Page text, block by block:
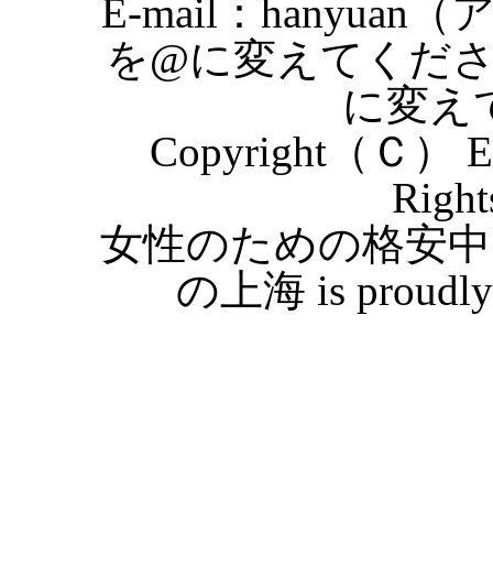
E-mail：hanyuan（
を@に変えてく
に変え
Copyright（Ｃ）
女性のための格安
の上海 is